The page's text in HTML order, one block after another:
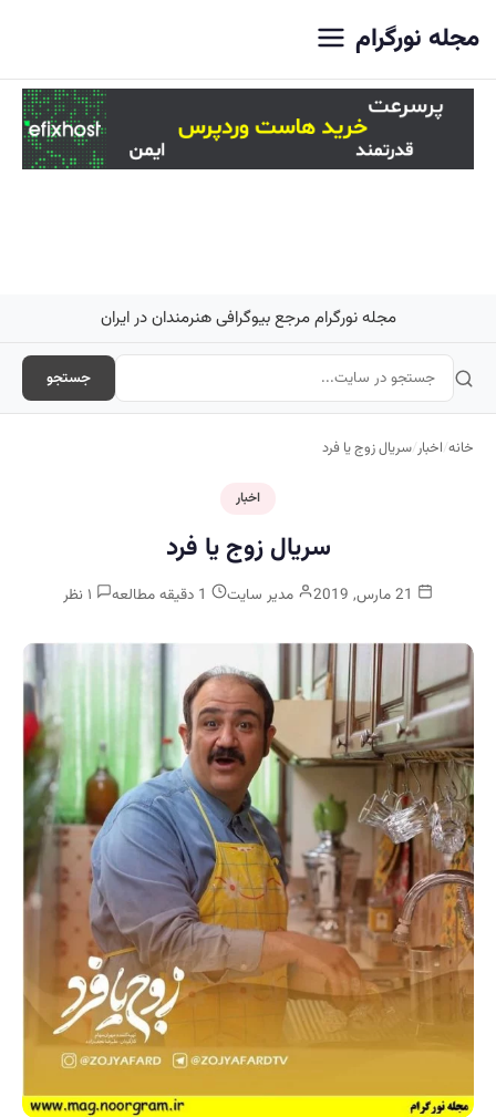
مجله نورگرام
مجله نورگرام مرجع بیوگرافی هنرمندان در ایران
جستجو
خانه/اخبار/سریال زوج یا فرد
اخبار
سریال زوج یا فرد
مدیر سایت